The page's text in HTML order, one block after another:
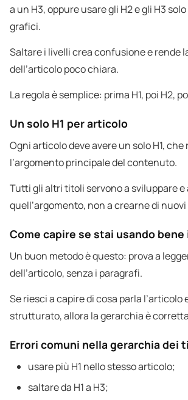
a un H3, oppure usare gli H2 e gli H3
grafici.
Saltare i livelli crea confusione e rende
dell’articolo poco chiara.
La regola è semplice: prima H1, poi H2,
Un solo H1 per articolo
Ogni articolo deve avere un solo H1,
l’argomento principale del contenuto.
Tutti gli altri titoli servono a sviluppare
quell’argomento, non a crearne di
Come capire se stai usando
Un buon metodo è questo: prova a
dell’articolo, senza i paragrafi.
Se riesci a capire di cosa parla l’articolo
strutturato, allora la gerarchia è
Errori comuni nella gerarchia dei
usare più H1 nello stesso articolo;
saltare da H1 a H3;